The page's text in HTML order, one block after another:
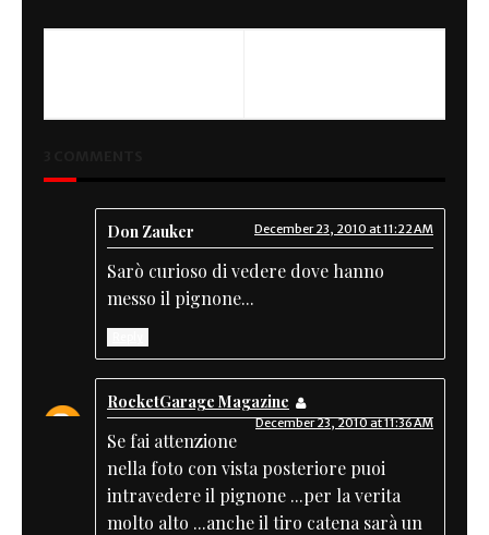
Don Zauker December 23, 2010 at 11:22 AM
Sarò curioso di vedere dove hanno
messo il pignone...
RocketGarage Magazine
December 23, 2010 at 11:36 AM
Se fai attenzione
nella foto con vista posteriore puoi
intravedere il pignone ...per la verita
molto alto ...anche il tiro catena sarà un